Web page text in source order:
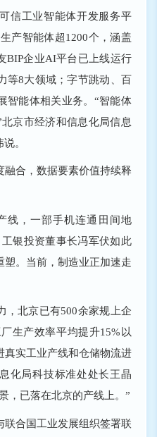
信工业智能体开发服务平
产智能体超1200个，涵盖
BIP企业AI平台已上线运行
等8大领域；字节跳动、百
智能体相关业务。“智能体
京市经济和信息化局信息
。
合，数据要素价值持续释
线，一部手机连通田间地
银投资董事长冯军伏如此
。当前，制造业正加速走
，北京已有500余家规上企
生产效率平均提升15%以
实工业产线和仓储物流进
化局科技标准处处长王晶
，已落在北京的产线上。”
联合国工业发展组织签署联